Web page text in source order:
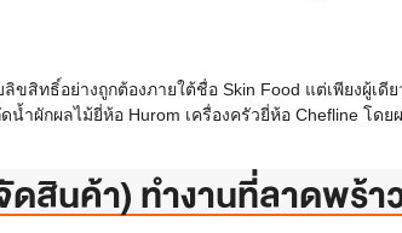
ทธิ์อย่างถูกต้องภายใต้ชื่อ Skin Food แต่เพียงผู้เ
ำผักผลไม้ยี่ห้อ Hurom เครื่องครัวยี่ห้อ Chefline โด
ดสินค้า) ทำงานที่ลาดพร้า